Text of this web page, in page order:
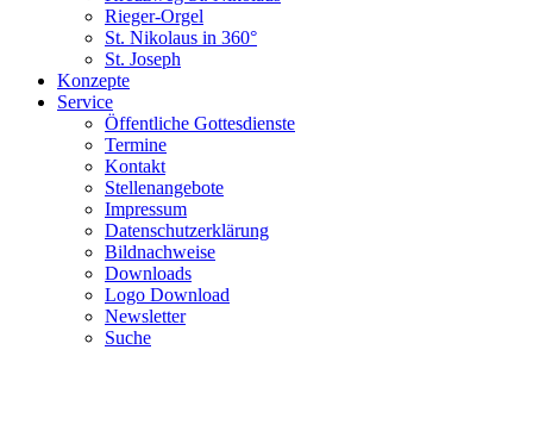
Rieger-Orgel
St. Nikolaus in 360°
St. Joseph
Konzepte
Service
Öffentliche Gottesdienste
Termine
Kontakt
Stellenangebote
Impressum
Datenschutzerklärung
Bildnachweise
Downloads
Logo Download
Newsletter
Suche